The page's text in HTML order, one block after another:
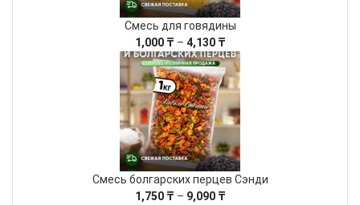
Смесь для говядины
1,000 ₸ – 4,130 ₸Диапазон
цен:
1,000 ₸
–
4,130 ₸
Смесь болгарских перцев Сэнди
1,750 ₸ – 9,090 ₸Диапазон